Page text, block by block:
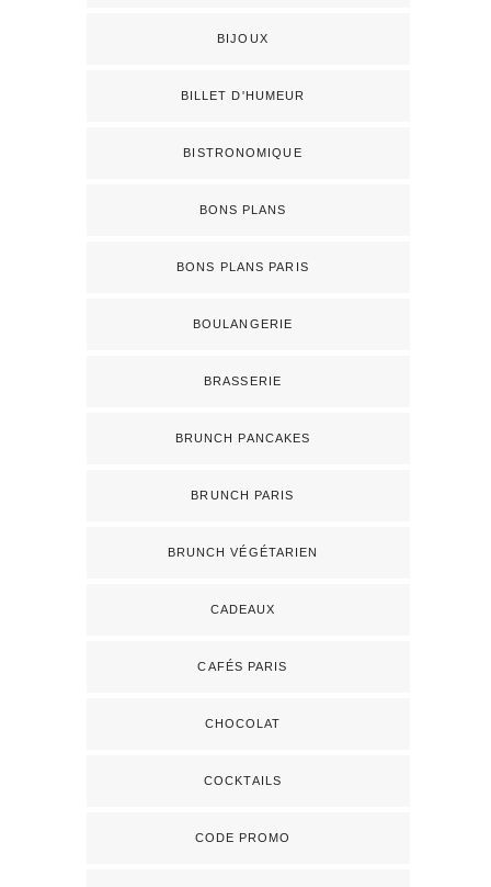
BIJOUX
BILLET D'HUMEUR
BISTRONOMIQUE
BONS PLANS
BONS PLANS PARIS
BOULANGERIE
BRASSERIE
BRUNCH PANCAKES
BRUNCH PARIS
BRUNCH VÉGÉTARIEN
CADEAUX
CAFÉS PARIS
CHOCOLAT
COCKTAILS
CODE PROMO